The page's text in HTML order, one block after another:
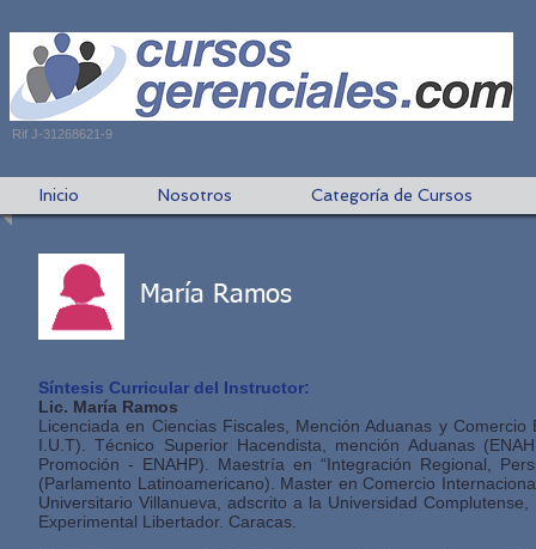
Rif J-31268621-9
Inicio Nosotros Categoría de Cursos
María Ramos
Síntesis Curricular del Instructor:
Lic. María Ramos
Licenciada en Ciencias Fiscales, Mención Aduanas y
I.U.T). Técnico Superior Hacendista, mención Aduanas
Promoción - ENAHP). Maestría en “Integración Regional,
(Parlamento Latinoamericano). Master en Comercio
Universitario Villanueva, adscrito a la Universidad
Experimental Libertador. Caracas.